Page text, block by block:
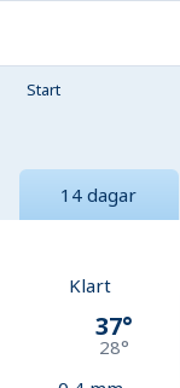
Start
14 dagar
Klart
37°
28°